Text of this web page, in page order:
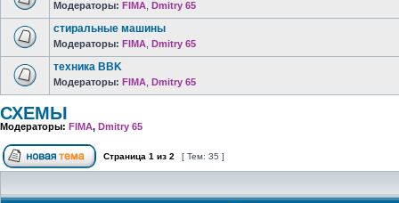
Модераторы: FIMA Dmitry 65
стиральные машины
Модераторы: FIMA Dmitry 65
техника BBK
Модераторы: FIMA Dmitry 65
СХЕМЫ
Модераторы: FIMA, Dmitry 65
Страница 1 из 2 [ Тем: 35 ]